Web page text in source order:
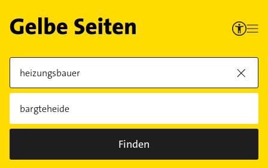
Finden